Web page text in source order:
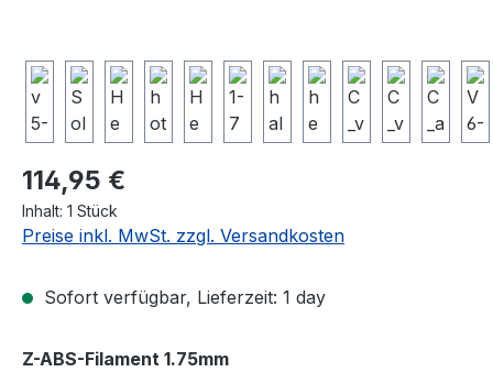
Regulärer Preis:
114,95 €
Inhalt: 1 Stück
Preise inkl. MwSt. zzgl. Versandkosten
Sofort verfügbar, Lieferzeit: 1 day
Z-ABS-Filament 1.75mmauswählen